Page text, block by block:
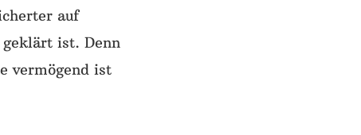
auf
ist. Denn
vermögend ist